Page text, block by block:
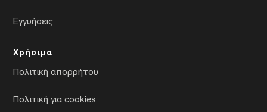
Εγγυήσεις
Χρήσιμα
Πολιτική απορρήτου
Πολιτική για cookies